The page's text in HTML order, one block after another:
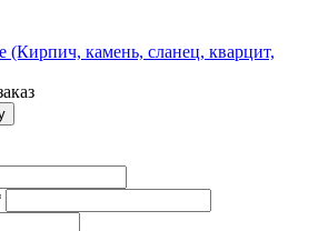
(Кирпич, камень, сланец, кварцит,